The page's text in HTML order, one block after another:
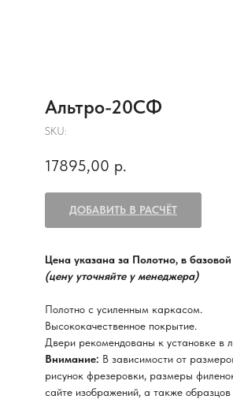
Альтро-20СФ
SKU:
17895,00 р.
ДОБАВИТЬ В РАСЧЁТ
Цена указана за Полотно, в
(цену уточняйте у менеджера)
Полотно с усиленным каркасом.
Высококачественное покрытие.
Двери рекомендованы к установке в
Внимание: В зависимости от
рисунок фрезеровки, размеры
сайте изображений, а также